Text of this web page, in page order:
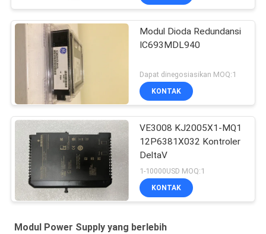
Modul Dioda Redundansi
IC693MDL940
Dapat dinegosiasikan MOQ:1
KONTAK
VE3008 KJ2005X1-MQ1
12P6381X032 Kontroler
DeltaV
1-10000USD MOQ:1
KONTAK
Modul Power Supply yang berlebih